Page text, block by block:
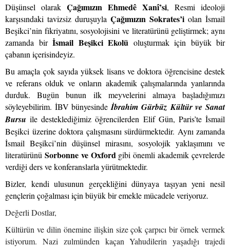
Düşünsel olarak Çağımızın Ehmedê Xanî’si, Resmi ideoloji
karşısındaki tavizsiz duruşuyla Çağımızın Sokrates’i olan İsmail
Beşikci’nin fikriyatını, sosyolojisini ve literatürünü geliştirmek; aynı
zamanda bir İsmail Beşikci Ekolü oluşturmak için büyük bir
çabanın içerisindeyiz.
Bu amaçla çok sayıda yüksek lisans ve doktora öğrencisine destek
ve referans olduk ve onların akademik çalışmalarında yanlarında
durduk. Bugün bunun ilk meyvelerini almaya başladığımızı
söyleyebilirim. İBV bünyesindeİbrahim Gürbüz Kültür ve Sanat
Bursu ile desteklediğimiz öğrencilerden Elif Gün, Paris’te İsmail
Beşikci üzerine doktora çalışmasını sürdürmektedir. Aynı zamanda
İsmail Beşikci’nin düşünsel mirasını, sosyolojik yaklaşımını ve
literatürünü Sorbonne ve Oxford gibi önemli akademik çevrelerde
verdiği ders ve konferanslarla yürütmektedir.
Bizler, kendi ulusunun gerçekliğini dünyaya taşıyan yeni nesil
gençlerin çoğalması için büyük bir emekle mücadele veriyoruz.
Değerli Dostlar,
Kültürün ve dilin önemine ilişkin size çok çarpıcı bir örnek vermek
istiyorum. Nazi zulmünden kaçan Yahudilerin yaşadığı trajedi